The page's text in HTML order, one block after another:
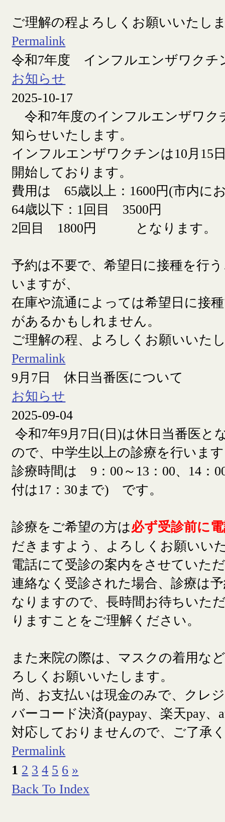
ご理解の程よろしくお願いいたし
Permalink
令和7年度 インフルエンザワクチ
お知らせ
2025-10-17
令和7年度のインフルエンザワク
知らせいたします。
インフルエンザワクチンは10月15
開始しております。
費用は 65歳以上：1600円(市内に
64歳以下：1回目 3500円
2回目 1800円 となります。
予約は不要で、希望日に接種を行
いますが、
在庫や流通によっては希望日に接
があるかもしれません。
ご理解の程、よろしくお願いいた
Permalink
9月7日 休日当番医について
お知らせ
2025-09-04
令和7年9月7日(日)は休日当番医と
ので、中学生以上の診療を行います
診療時間は 9：00～13：00、14：
付は17：30まで) です。
診療をご希望の方は必ず受診前に
だきますよう、よろしくお願いい
電話にて受診の案内をさせていた
連絡なく受診された場合、診療は
なりますので、長時間お待ちいた
りますことをご理解ください。
また来院の際は、マスクの着用な
ろしくお願いいたします。
尚、お支払いは現金のみで、クレ
バーコード決済(paypay、楽天pay、
対応しておりませんので、ご了承
Permalink
1 2 3 4 5 6 »
Back To Index